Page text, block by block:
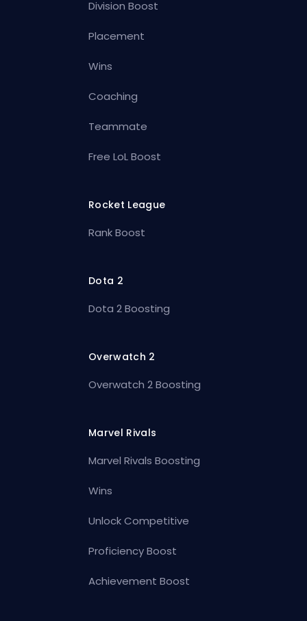
Division Boost
Placement
Wins
Coaching
Teammate
Free LoL Boost
Rocket League
Rank Boost
Dota 2
Dota 2 Boosting
Overwatch 2
Overwatch 2 Boosting
Marvel Rivals
Marvel Rivals Boosting
Wins
Unlock Competitive
Proficiency Boost
Achievement Boost